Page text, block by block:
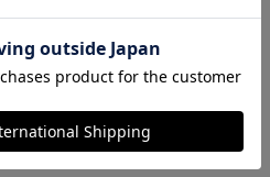
衣類などを分けて収納でき
イント。 【シーンに合わせて
能のショルダー紐を搭載。ハ
単にチェンジ！ 【スタイリッ
色を使わない、オールブラッ
囲気が魅力。 【出張もラクラ
にはループ付。キャリーオン
っと見る
する場合がございます。あらか